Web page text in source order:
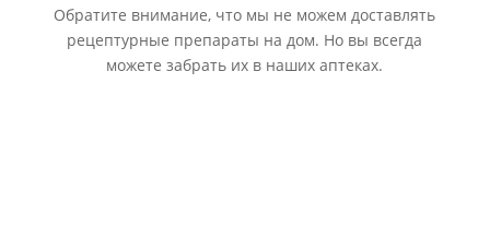
Обратите внимание, что мы не можем доставлять
рецептурные препараты на дом. Но вы всегда
можете забрать их в наших аптеках.